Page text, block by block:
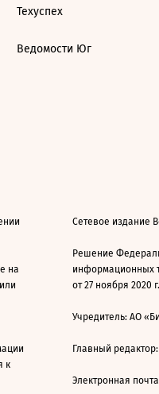
Техуспех
Ведомости Юг
на
к
Сетевое издание
Решение
информационных
от 27 ноября 2020
Учредитель: АО
Главный
Электронная